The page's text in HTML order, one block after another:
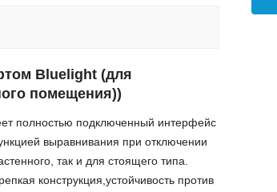
Bluelight (для
помещения))
полностью подключенный интерфейс
выравнивания при отключении
так и для стоящего типа.
конструкция,устойчивость против